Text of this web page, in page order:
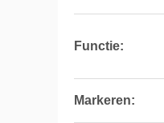
Functie:
Markeren: